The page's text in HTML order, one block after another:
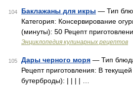
104 Баклажаны для икры — Тип
Категория: Консервирование
(минуты): 50 Рецепт
Энциклопедия кулинарных рецептов
105 Дары черного моря — Тип
Рецепт приготовления: В
бутерброды): | | | | …